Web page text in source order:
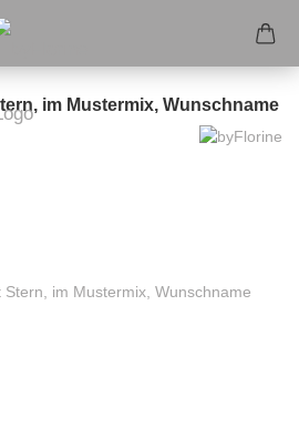
im Mustermix, Wunschname